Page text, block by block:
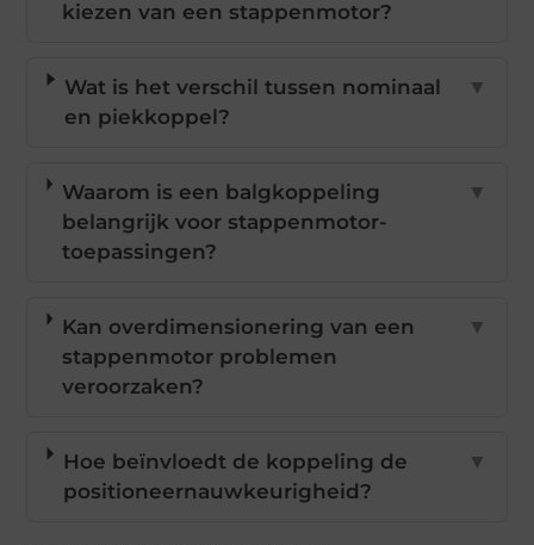
kiezen van een stappenmotor?
Wat is het verschil tussen nominaal
en piekkoppel?
▼
Waarom is een balgkoppeling
belangrijk voor stappenmotor-
toepassingen?
▼
Kan overdimensionering van een
stappenmotor problemen
veroorzaken?
▼
Hoe beïnvloedt de koppeling de
positioneernauwkeurigheid?
▼